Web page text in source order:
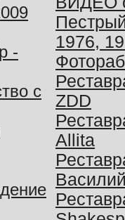
-
с
1976,
ZDD
Allita